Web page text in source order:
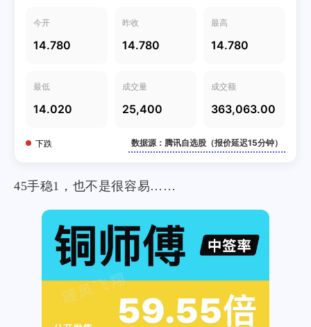
今开
14.780
昨收
14.780
最高
14.780
最低
14.020
成交量
25,400
成交额
363,063.00
下跌 数据源：腾讯自选股（报价延迟15分钟）
45手稳1，也不是很容易……